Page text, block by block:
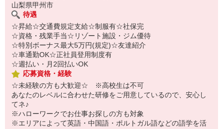
山梨県甲州市
待遇
☆昇給☆交通費規定支給☆制服有☆社保完
☆資格・残業手当☆リゾート施設・ジム優待
☆特別ボーナス最大5万円(規定)☆友達紹介
☆車通勤OK☆正社員登用制度有
☆週払い・月2回払いOK
応募資格・経験
☆未経験の方も大歓迎☆ ※高校生は不可
あなたのレベルに合わせた研修をご用意しているので、安心し
てネ♪
※ハローワークでお仕事お探しの方も対象
※エリアによって英語・中国語・ポルトガル語などの語学を活